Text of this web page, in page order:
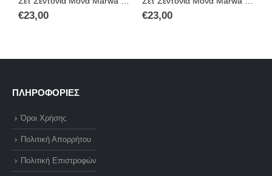
€23,00 €23,00
ΠΛΗΡΟΦΟΡΙΕΣ
Όροι Χρήσης
Πολιτική Απορρήτου
Πολιτική Επιστροφών